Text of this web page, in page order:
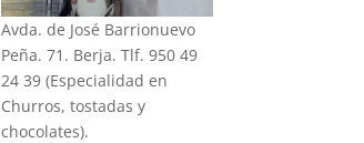
Avda. de José Barrionuevo
Peña. 71. Berja. Tlf. 950 49
24 39 (Especialidad en
Churros, tostadas y
chocolates).